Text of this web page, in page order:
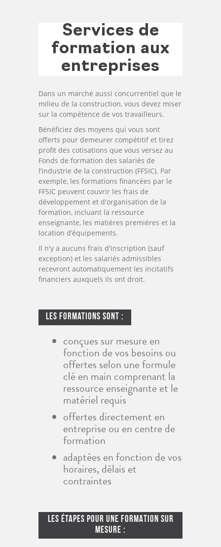
Services de
formation aux
entreprises
Dans un marché aussi concurrentiel que le
milieu de la construction, vous devez miser
sur la compétence de vos travailleurs.
Bénéficiez des moyens qui vous sont
offerts pour demeurer compétitif et tirez
profit des cotisations que vous versez au
Fonds de formation des salariés de
l’industrie de la construction (FFSIC). Par
exemple, les formations financées par le
FFSIC peuvent couvrir les frais de
développement et d'organisation de la
formation, incluant la ressource
enseignante, les matières premières et la
location d’équipements.
Il n'y a aucuns frais d'inscription (sauf
exception) et les salariés admissibles
recevront automatiquement les incitatifs
financiers auxquels ils ont droit.
Les Formations Sont :
conçues sur mesure en
fonction de vos besoins ou
offertes selon une formule
clé en main comprenant la
ressource enseignante et le
matériel requis
offertes directement en
entreprise ou en centre de
formation
adaptées en fonction de vos
horaires, délais et
contraintes
LES ÉTAPES POUR UNE FORMATION SUR
MESURE :